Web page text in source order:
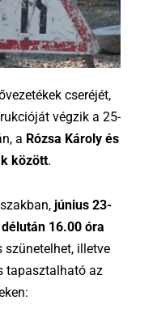
cseréjét,
végzik a 25-
a Rózsa Károly és
között.
június 23-
16.00 óra
illetve
tapasztalható az